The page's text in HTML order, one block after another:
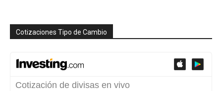
Cotizaciones Tipo de Cambio